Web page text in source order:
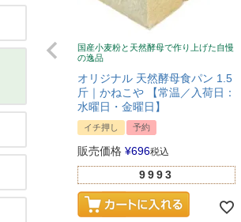
国産小麦粉と天然酵母で作り上げた自慢
の逸品
オリジナル 天然酵母食パン 1.5
斤｜かねこや 【常温／入荷日：
水曜日・金曜日】
イチ押し 予約
販売価格 ¥696税込
9993